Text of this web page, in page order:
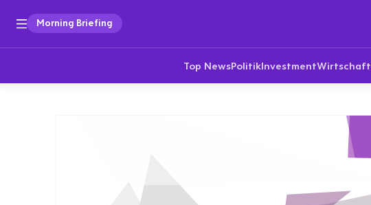
Morning Briefing
Top NewsPolitikInvestmentWirtschaft